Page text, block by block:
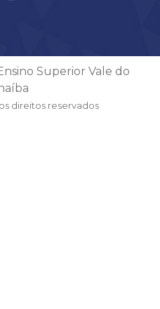
Superior Vale do
direitos reservados